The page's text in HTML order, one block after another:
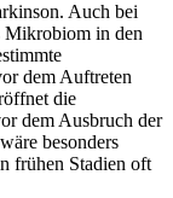
Auch bei
Mikrobiom in den
dem Auftreten
die
dem Ausbruch der
besonders
frühen Stadien oft